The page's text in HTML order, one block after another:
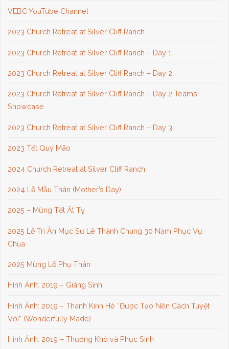
VEBC YouTube Channel
2023 Church Retreat at Silver Cliff Ranch
2023 Church Retreat at Silver Cliff Ranch – Day 1
2023 Church Retreat at Silver Cliff Ranch – Day 2
2023 Church Retreat at Silver Cliff Ranch – Day 2 Teams
Showcase
2023 Church Retreat at Silver Cliff Ranch – Day 3
2023 Tết Quý Mão
2024 Church Retreat at Silver Cliff Ranch
2024 Lễ Mẫu Thân (Mother’s Day)
2025 – Mừng Tết Ất Tỵ
2025 Lễ Tri Ân Mục Sư Lê Thành Chung 30 Năm Phục Vụ
Chúa
2025 Mừng Lễ Phụ Thân
Hình Ảnh: 2019 – Giáng Sinh
Hình Ảnh: 2019 – Thánh Kinh Hè “Được Tạo Nên Cách Tuyệt
Vời” (Wonderfully Made)
Hình Ảnh: 2019 – Thương Khó và Phục Sinh